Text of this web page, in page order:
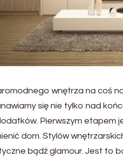
wnętrza na coś
się nie tylko nad
Pierwszym etapem
dom. Stylów
bądź glamour. Jest to